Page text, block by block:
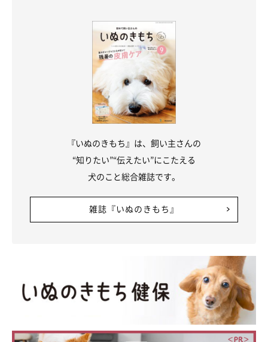
OK？NG？犬が食べてもいい・食べてはいけない果物』
参考／いぬのきもちWEB MAGAZINE『獣医師監修｜犬に与えてい
い果物・ダメな果物 与える際の注意点も解説』
※写真は「いぬのきもちアプリ」で投稿されたものです
※記事と写真に関連性はありませんので予めご了承ください
犬に与えると危険な「NG食材リスト」 命に関
わる場合も 注意点を解説
物、飲み物は、愛犬の体にもいいものと思いがち。つい与えたくな
ってしまうかもしれませんが、中には愛犬が口にすると命にかかわ
る食材も！ ここでは犬に与えてはいけない「NG食材」についてご
紹介します。
『いぬのきもち』は、飼い主さんの
“知りたい”“伝えたい”にこたえる
犬のこと総合雑誌です。
雑誌『いぬのきもち』